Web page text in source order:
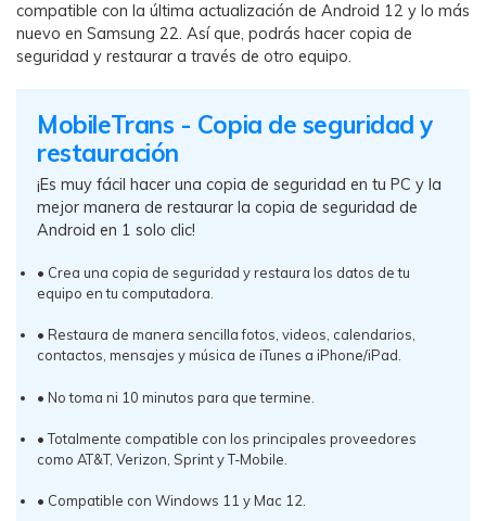
compatible con la última actualización de Android 12 y lo más
nuevo en Samsung 22. Así que, podrás hacer copia de
seguridad y restaurar a través de otro equipo.
MobileTrans - Copia de seguridad y
restauración
¡Es muy fácil hacer una copia de seguridad en tu PC y la
mejor manera de restaurar la copia de seguridad de
Android en 1 solo clic!
• Crea una copia de seguridad y restaura los datos de tu
equipo en tu computadora.
• Restaura de manera sencilla fotos, videos, calendarios,
contactos, mensajes y música de iTunes a iPhone/iPad.
• No toma ni 10 minutos para que termine.
• Totalmente compatible con los principales proveedores
como AT&T, Verizon, Sprint y T-Mobile.
• Compatible con Windows 11 y Mac 12.